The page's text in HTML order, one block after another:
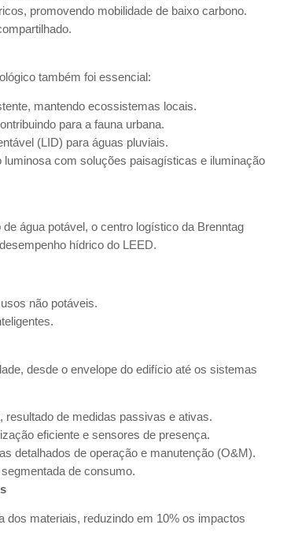
promovendo mobilidade de baixo carbono.
também foi essencial:
mantendo ecossistemas locais.
para a fauna urbana.
(LID) para águas pluviais.
luminosa com soluções paisagísticas e iluminação
água potável, o centro logístico da Brenntag
hídrico do LEED.
não potáveis.
desde o envelope do edifício até os sistemas
resultado de medidas passivas e ativas.
eficiente e sensores de presença.
detalhados de operação e manutenção (O&M).
de consumo.
dos materiais, reduzindo em 10% os impactos